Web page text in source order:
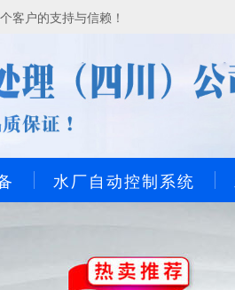
客户的支持与信赖！
水厂自动控制系统